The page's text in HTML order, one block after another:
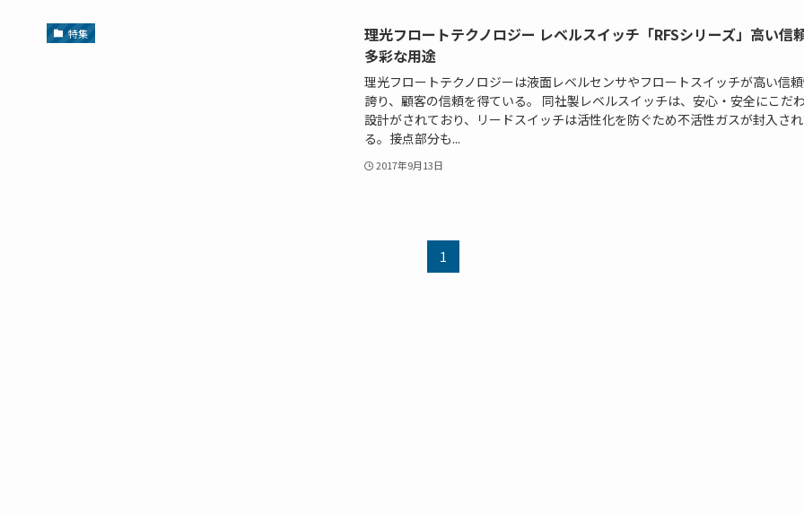
特集
理光フロートテクノロジー レベルスイッチ「RFSシリーズ」高い信
多彩な用途
理光フロートテクノロジーは液面レベルセンサやフロートスイッチが高い信
誇り、顧客の信頼を得ている。 同社製レベルスイッチは、安心・安全にこだ
設計がされており、リードスイッチは活性化を防ぐため不活性ガスが封入さ
る。接点部分も...
2017年9月13日
1